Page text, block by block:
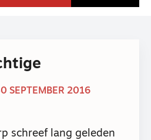
SEPTEMBER 2016
schreef lang geleden